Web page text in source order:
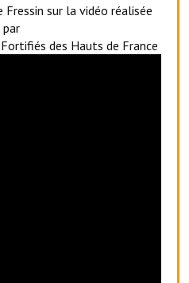
sur la vidéo réalisée
par
des Hauts de France